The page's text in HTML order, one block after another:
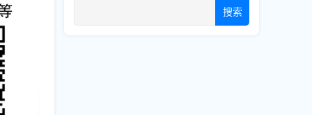
搜索